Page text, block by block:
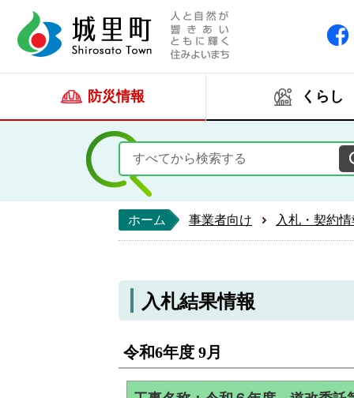
防災情報 くらし
ホーム 事業者向け 入札・契約
入札結果情報
令和6年度 9月